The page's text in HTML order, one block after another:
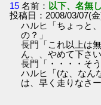
15 名前： 以下、名無
投稿日：2008/03/07(
ハルヒ「ちょっと
の？」
長門「これ以上は
ん、、やめて下さい
長門「・・・・そ
ハルヒ「(な、なん
は、早く走りなさ